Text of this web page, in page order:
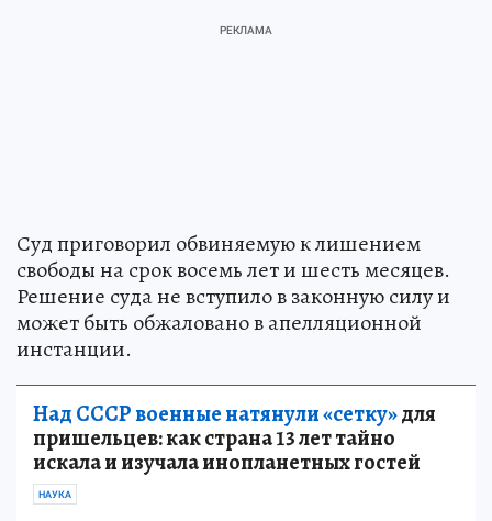
Суд приговорил обвиняемую к лишением
свободы на срок восемь лет и шесть месяцев.
Решение суда не вступило в законную силу и
может быть обжаловано в апелляционной
инстанции.
Над СССР военные натянули «сетку»для
пришельцев: как страна 13 лет тайно
искала и изучала инопланетных гостей
НАУКА